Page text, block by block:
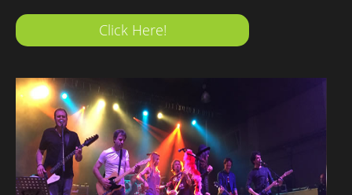
Click Here!